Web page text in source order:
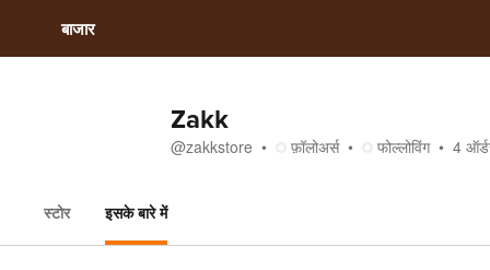
बाजार
Zakk
@zakkstore फ़ॉलोअर्स फोल्लोविंग 4
स्टोर इसके बारे में